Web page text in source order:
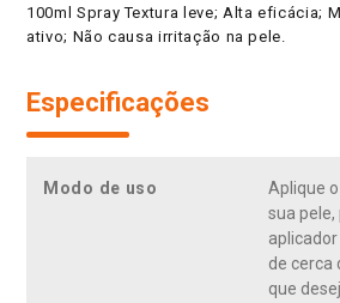
100ml Spray Textura leve; Alta eficácia;
ativo; Não causa irritação na pele.
Especificações
Modo de uso
Aplique
sua pele,
de cerca
que